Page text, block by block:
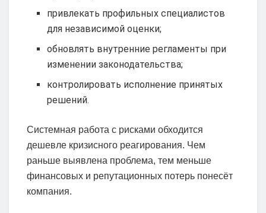
привлекать профильных специалистов
для независимой оценки;
обновлять внутренние регламенты при
изменении законодательства;
контролировать исполнение принятых
решений.
Системная работа с рисками обходится
дешевле кризисного реагирования. Чем
раньше выявлена проблема, тем меньше
финансовых и репутационных потерь понесёт
компания.